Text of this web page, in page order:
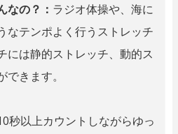
なの？： ラジオ体操や、海に
なテンポよく行うストレッチ
には静的ストレッチ、動的ス
できます。
秒以上カウントしながらゆっ